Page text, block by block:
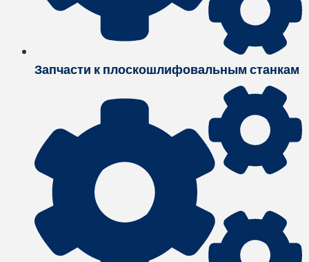
Запчасти к плоскошлифовальным станкам